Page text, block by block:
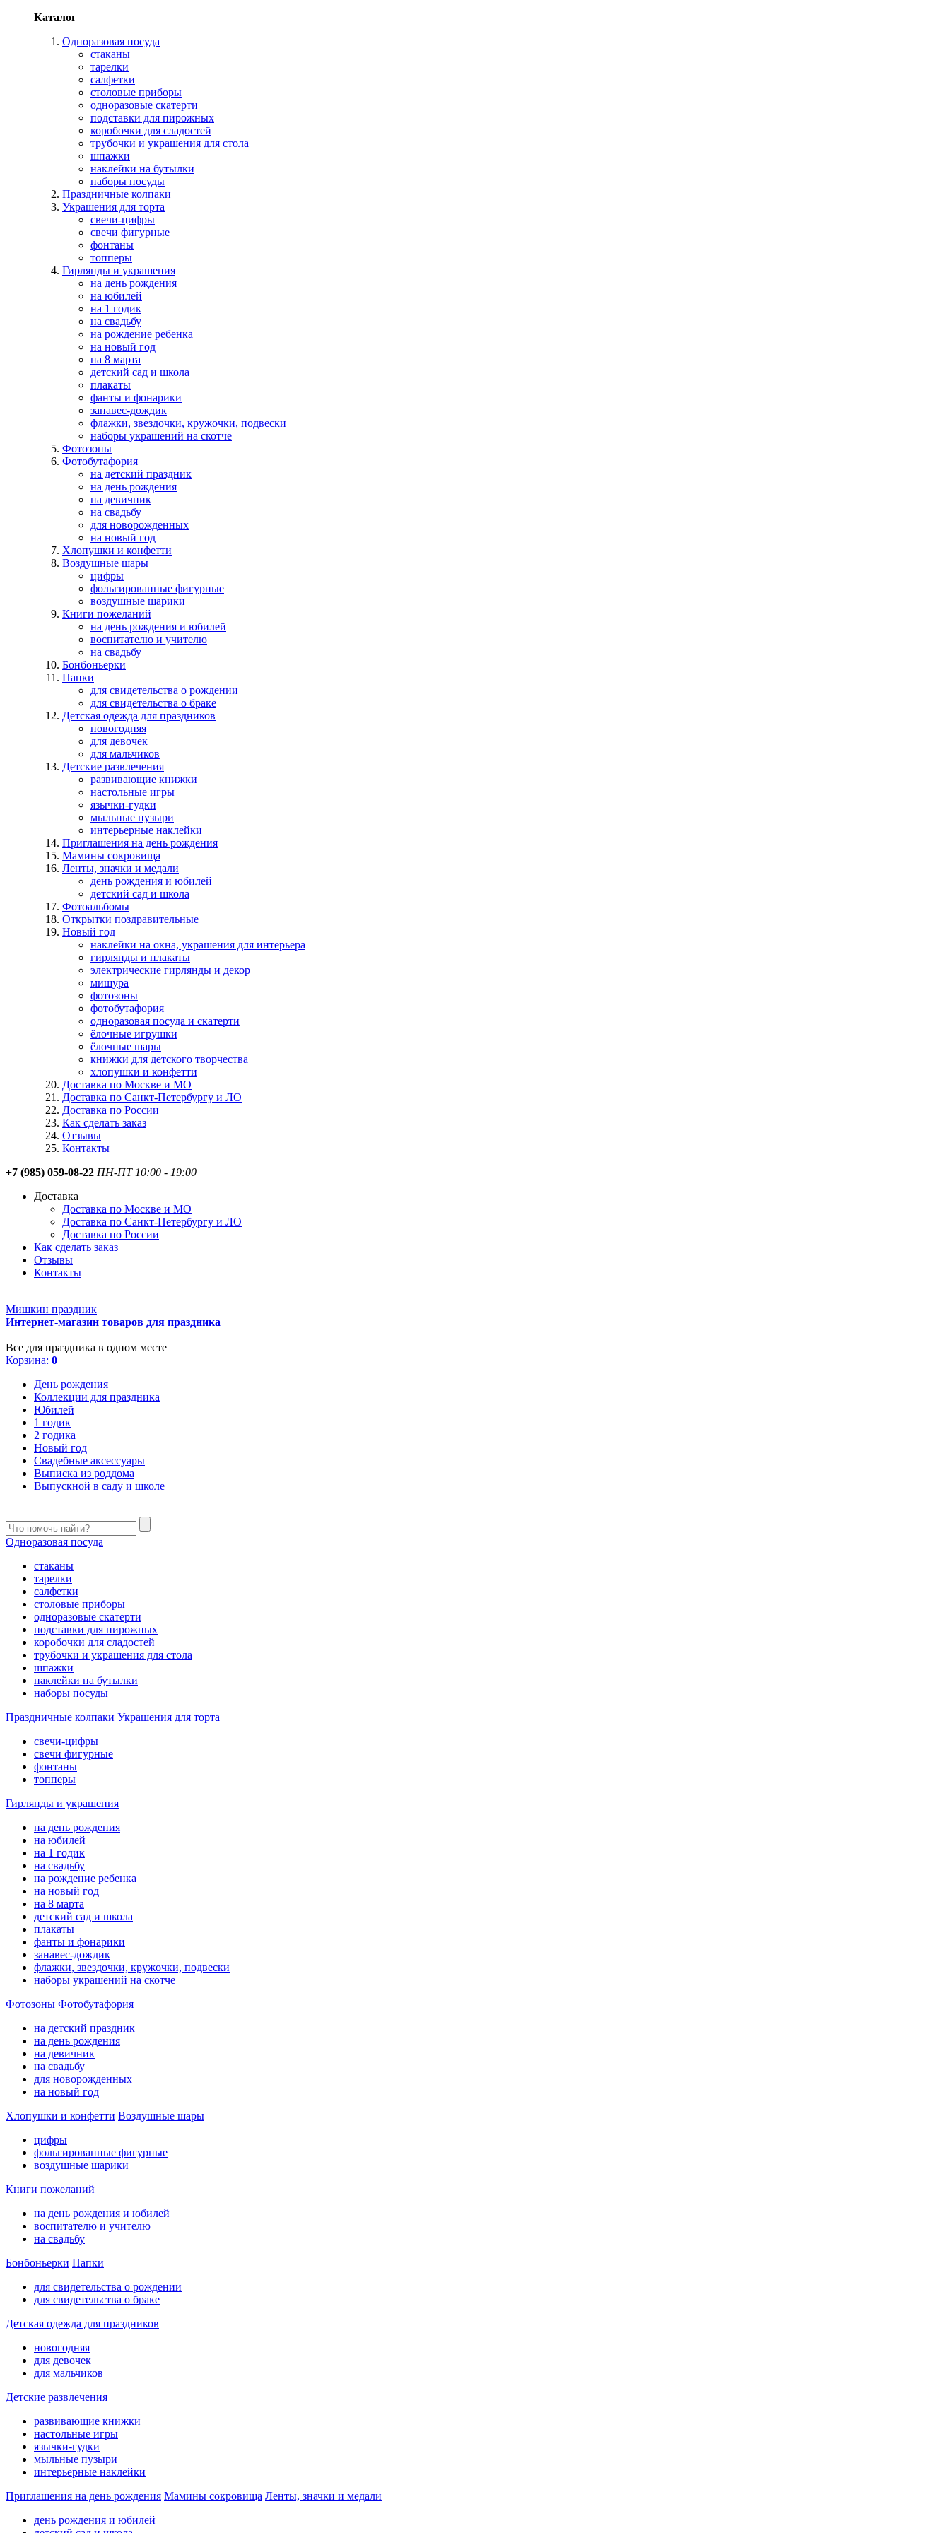
Каталог
Одноразовая посуда
стаканы
тарелки
салфетки
столовые приборы
одноразовые скатерти
подставки для пирожных
коробочки для сладостей
трубочки и украшения для стола
шпажки
наклейки на бутылки
наборы посуды
Праздничные колпаки
Украшения для торта
свечи-цифры
свечи фигурные
фонтаны
топперы
Гирлянды и украшения
на день рождения
на юбилей
на 1 годик
на свадьбу
на рождение ребенка
на новый год
на 8 марта
детский сад и школа
плакаты
фанты и фонарики
занавес-дождик
флажки, звездочки, кружочки, подвески
наборы украшений на скотче
Фотозоны
Фотобутафория
на детский праздник
на день рождения
на девичник
на свадьбу
для новорожденных
на новый год
Хлопушки и конфетти
Воздушные шары
цифры
фольгированные фигурные
воздушные шарики
Книги пожеланий
на день рождения и юбилей
воспитателю и учителю
на свадьбу
Бонбоньерки
Папки
для свидетельства о рождении
для свидетельства о браке
Детская одежда для праздников
новогодняя
для девочек
для мальчиков
Детские развлечения
развивающие книжки
настольные игры
язычки-гудки
мыльные пузыри
интерьерные наклейки
Приглашения на день рождения
Мамины сокровища
Ленты, значки и медали
день рождения и юбилей
детский сад и школа
Фотоальбомы
Открытки поздравительные
Новый год
наклейки на окна, украшения для интерьера
гирлянды и плакаты
электрические гирлянды и декор
мишура
фотозоны
фотобутафория
одноразовая посуда и скатерти
ёлочные игрушки
ёлочные шары
книжки для детского творчества
хлопушки и конфетти
Доставка по Москве и МО
Доставка по Санкт-Петербургу и ЛО
Доставка по России
Как сделать заказ
Отзывы
Контакты
+7 (985) 059-08-22 ПН-ПТ 10:00 - 19:00
Доставка
Доставка по Москве и МО
Доставка по Санкт-Петербургу и ЛО
Доставка по России
Как сделать заказ
Отзывы
Контакты
Мишкин праздник
Интернет-магазин товаров для праздника
Все для праздника в одном месте
Корзина: 0
День рождения
Коллекции для праздника
Юбилей
1 годик
2 годика
Новый год
Свадебные аксессуары
Выписка из роддома
Выпускной в саду и школе
Одноразовая посуда
стаканы
тарелки
салфетки
столовые приборы
одноразовые скатерти
подставки для пирожных
коробочки для сладостей
трубочки и украшения для стола
шпажки
наклейки на бутылки
наборы посуды
Праздничные колпаки Украшения для торта
свечи-цифры
свечи фигурные
фонтаны
топперы
Гирлянды и украшения
на день рождения
на юбилей
на 1 годик
на свадьбу
на рождение ребенка
на новый год
на 8 марта
детский сад и школа
плакаты
фанты и фонарики
занавес-дождик
флажки, звездочки, кружочки, подвески
наборы украшений на скотче
Фотозоны Фотобутафория
на детский праздник
на день рождения
на девичник
на свадьбу
для новорожденных
на новый год
Хлопушки и конфетти Воздушные шары
цифры
фольгированные фигурные
воздушные шарики
Книги пожеланий
на день рождения и юбилей
воспитателю и учителю
на свадьбу
Бонбоньерки Папки
для свидетельства о рождении
для свидетельства о браке
Детская одежда для праздников
новогодняя
для девочек
для мальчиков
Детские развлечения
развивающие книжки
настольные игры
язычки-гудки
мыльные пузыри
интерьерные наклейки
Приглашения на день рождения Мамины сокровища Ленты, значки и медали
день рождения и юбилей